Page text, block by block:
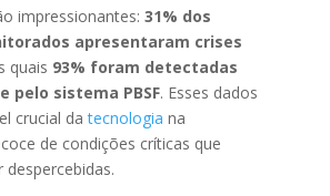
impressionantes: 31% dos
apresentaram crises
quais 93% foram detectadas
pelo sistema PBSF. Esses dados
crucial datecnologia na
de condições críticas que